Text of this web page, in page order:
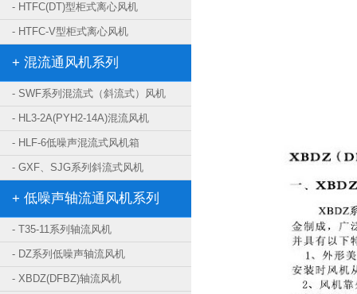
- HTFC(DT)型柜式离心风机
- HTFC-V型柜式离心风机
+ 混流通风机系列
- SWF系列混流式（斜流式）风机
- HL3-2A(PYH2-14A)混流风机
- HLF-6低噪声混流式风机箱
- GXF、SJG系列斜流式风机
+ 低噪声轴流通风机系列
- T35-11系列轴流风机
- DZ系列低噪声轴流风机
- XBDZ(DFBZ)轴流风机